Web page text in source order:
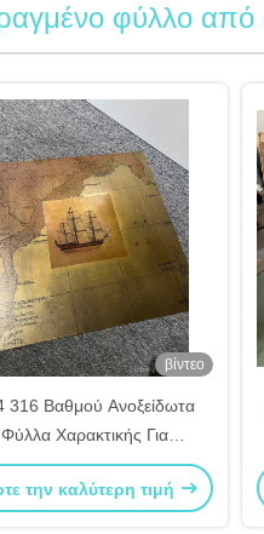
φύλλο από
βίντεο
316 Βαθμού Ανοξείδωτα
Φύλλα Χαρακτικής Για
Σηματοδότησης Και
Βιομηχανική Χρήση
την καλύτερη τιμή